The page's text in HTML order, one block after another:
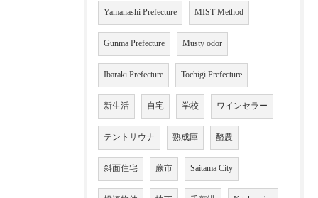
Yamanashi Prefecture MIST Method
Gunma Prefecture Musty odor
Ibaraki Prefecture Tochigi Prefecture
新生活 自宅 学校 ワインセラー
テントサウナ 熟成庫 酪農
斜面住宅 蕨市 Saitama City